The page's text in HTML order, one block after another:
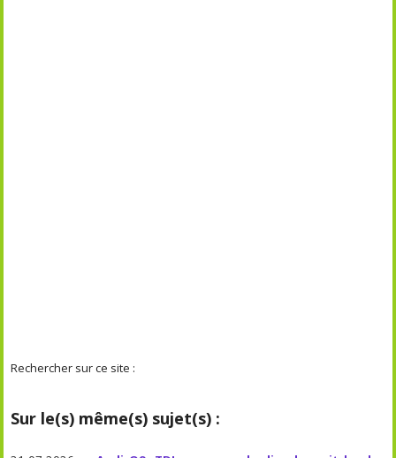
Rechercher sur ce site :
Sur le(s) même(s) sujet(s) :